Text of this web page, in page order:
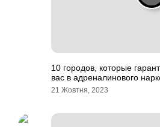
10 городов, которые
вас в адреналинового
21 Жовтня, 2023